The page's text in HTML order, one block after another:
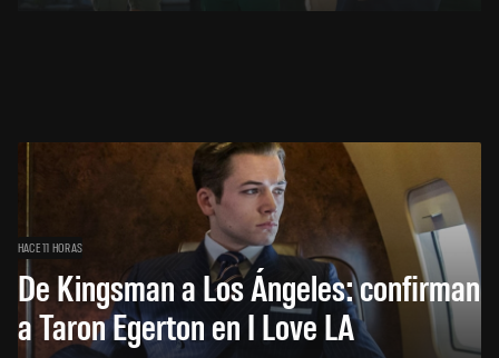
HACE 11 HORAS
De Kingsman a Los Ángeles: confirman
a Taron Egerton en I Love LA